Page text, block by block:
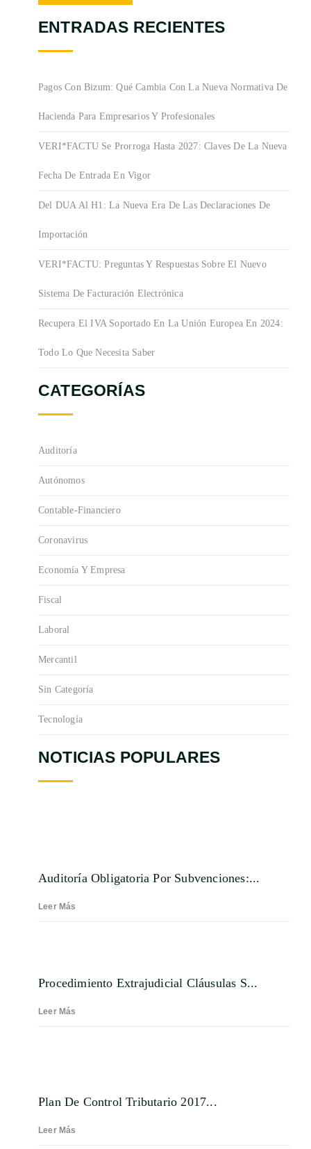
ENTRADAS RECIENTES
Pagos Con Bizum: Qué Cambia Con La Nueva Normativa De
Hacienda Para Empresarios Y Profesionales
VERI*FACTU Se Prorroga Hasta 2027: Claves De La Nueva
Fecha De Entrada En Vigor
Del DUA Al H1: La Nueva Era De Las Declaraciones De
Importación
VERI*FACTU: Preguntas Y Respuestas Sobre El Nuevo
Sistema De Facturación Electrónica
Recupera El IVA Soportado En La Unión Europea En 2024:
Todo Lo Que Necesita Saber
CATEGORÍAS
Auditoría
Autónomos
Contable-Financiero
Coronavirus
Economía Y Empresa
Fiscal
Laboral
Mercantil
Sin Categoría
Tecnología
NOTICIAS POPULARES
Auditoría Obligatoria Por Subvenciones:...
Leer Más
Procedimiento Extrajudicial Cláusulas S...
Leer Más
Plan De Control Tributario 2017...
Leer Más